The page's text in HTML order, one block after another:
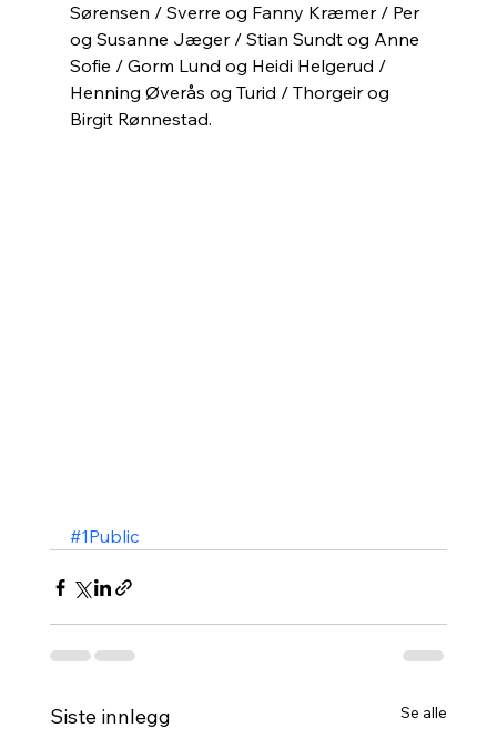
Sørensen / Sverre og Fanny Kræmer / Per
og Susanne Jæger / Stian Sundt og Anne
Sofie / Gorm Lund og Heidi Helgerud /
Henning Øverås og Turid / Thorgeir og
Birgit Rønnestad.
#1Public
Siste innlegg Se alle